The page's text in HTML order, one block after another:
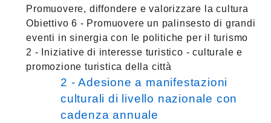
Promuovere, diffondere e valorizzare la cultura
Obiettivo 6 - Promuovere un palinsesto di grandi
eventi in sinergia con le politiche per il turismo
2 - Iniziative di interesse turistico - culturale e
promozione turistica della città
2 - Adesione a manifestazioni
culturali di livello nazionale con
cadenza annuale